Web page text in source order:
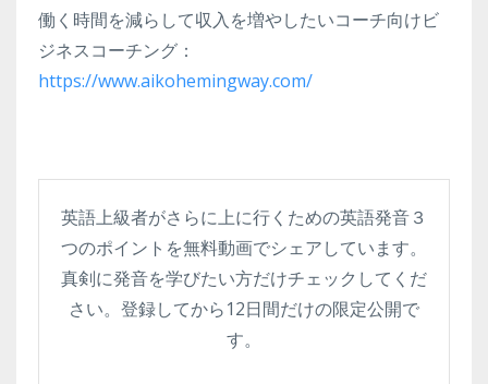
働く時間を減らして収入を増やしたいコーチ向けビ
ジネスコーチング：
https://www.aikohemingway.com/
英語上級者がさらに上に行くための英語発音３
つのポイントを無料動画でシェアしています。
真剣に発音を学びたい方だけチェックしてくだ
さい。登録してから12日間だけの限定公開で
す。